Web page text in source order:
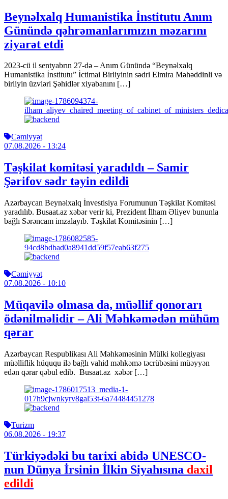
Beynəlxalq Humanistika İnstitutu Anım
Günündə qəhrəmanlarımızın məzarını
ziyarət etdi
2023-cü il sentyabrın 27-də – Anım Günündə “Beynəlxalq
Humanistika İnstitutu” İctimai Birliyinin sədri Elmira Məhəddinli və
birliyin üzvləri Şəhidlər xiyabanını […]
Cəmiyyət
07.08.2026 - 13:24
Təşkilat komitəsi yaradıldı – Samir
Şərifov sədr təyin edildi
Azərbaycan Beynəlxalq İnvestisiya Forumunun Təşkilat Komitəsi
yaradılıb. Busaat.az xəbər verir ki, Prezident İlham Əliyev bununla
bağlı Sərəncam imzalayıb. Təşkilat Komitəsinin […]
Cəmiyyət
07.08.2026 - 10:10
Müqavilə olmasa da, müəllif qonorarı
ödənilməlidir – Ali Məhkəmədən mühüm
qərar
Azərbaycan Respublikası Ali Məhkəməsinin Mülki kollegiyası
müəlliflik hüququ ilə bağlı vahid məhkəmə təcrübəsini müəyyən
edən qərar qəbul edib. Busaat.az xəbər […]
Turizm
06.08.2026 - 19:37
Türkiyədəki bu tarixi abidə UNESCO-
nun Dünya İrsinin İlkin Siyahısına daxil
edildi